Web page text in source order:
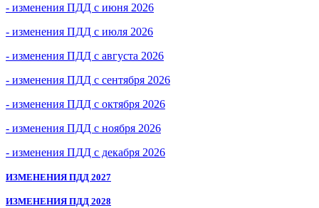
- изменения ПДД с июня 2026
- изменения ПДД с июля 2026
- изменения ПДД с августа 2026
- изменения ПДД с сентября 2026
- изменения ПДД с октября 2026
- изменения ПДД с ноября 2026
- изменения ПДД с декабря 2026
ИЗМЕНЕНИЯ ПДД 2027
ИЗМЕНЕНИЯ ПДД 2028